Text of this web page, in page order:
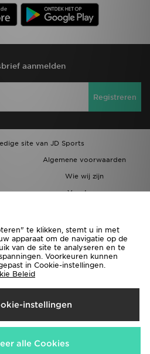
aanmelden
Registreren
site van JD Sports
Algemene voorwaarden
Wie wij zijn
Vacatures
Naar
volgende betaalmethoden
te klikken, stemt u in met
apparaat om de navigatie op de
van de site te analyseren en te
Voorkeuren kunnen
in Cookie-instellingen.
Beleid
instellingen
alle Cookies